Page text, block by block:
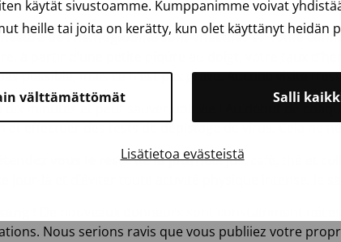
käytät sivustoamme. Kumppanimme voivat
heille tai joita on kerätty, kun olet käyttänyt heidän
välttämättömät Salli
Lisätietoa evästeistä
de l’hémoglobinesont effectués en toute
à partir d’une petite piqûre au doigt, votre taux
possible, mais ce n’est pas grave. Aucune visite
dix minutes et peut sauver une vie ! Au début de
effectuer des tests de dépistage de virus. Cela ne
vous le reste de la journée.Jus, café, thé et
là et d’éviter toute activité physique intense, le
!
De nouveaux donneurs sont constamment
Nous serions ravis que vous publiiez votre